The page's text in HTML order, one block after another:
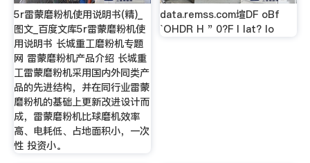
5r雷蒙磨粉机使用说明书(精)_
图文_百度文库5r雷蒙磨粉机使
用说明书 长城重工磨粉机专题
网 雷蒙磨粉机产品介绍 长城重
工雷蒙磨粉机采用国内外同类产
品的先进结构，并在同行业雷蒙
磨粉机的基础上更新改进设计而
成，雷蒙磨粉机比球磨机效率
高、电耗低、占地面积小，一次
性 投资小。
data.remss.com塇DF oBf
`OHDR H " 0?F l lat? lo